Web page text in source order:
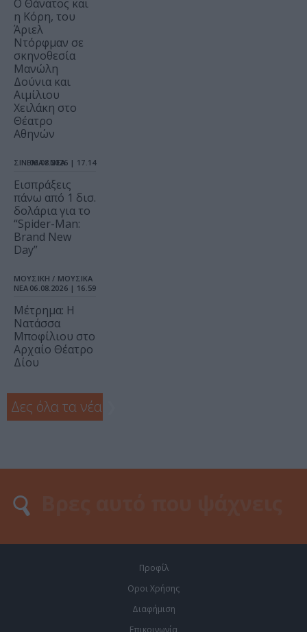
Ο Θάνατος και
η Κόρη, του
Άριελ
Ντόρφμαν σε
σκηνοθεσία
Μανώλη
Δούνια και
Αιμίλιου
Χειλάκη στο
Θέατρο
Αθηνών
ΣΙΝΕΜΑ / ΝΕΑ
06.08.2026 | 17.14
Εισπράξεις
πάνω από 1 δισ.
δολάρια για το
“Spider-Man:
Brand New
Day”
ΜΟΥΣΙΚΗ / ΜΟΥΣΙΚΑ
ΝΕΑ 06.08.2026 | 16.59
Μέτρημα: Η
Νατάσσα
Μποφίλιου στο
Αρχαίο Θέατρο
Δίου
Δες όλα τα νέα
Προφίλ
Οροι Χρήσης
Διαφήμιση
Επικοινωνία